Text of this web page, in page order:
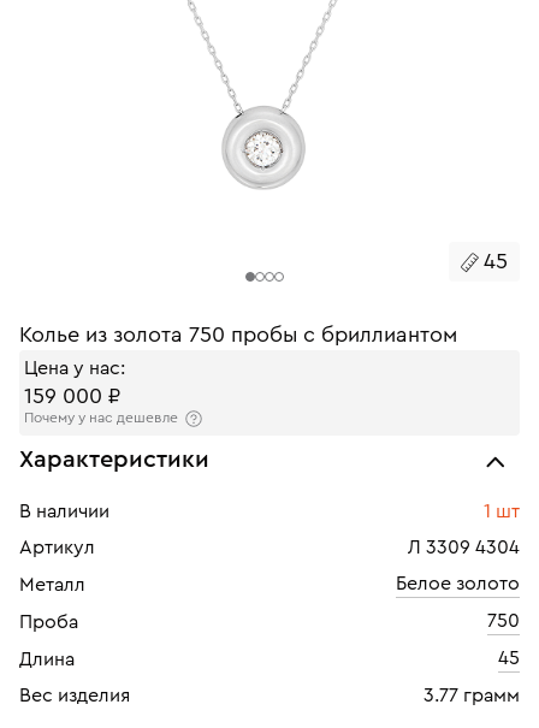
45
Колье из золота 750 пробы с бриллиантом
Цена у нас:
159 000 ₽
Почему у нас дешевле
Характеристики
В наличии
1 шт
Артикул
Л 3309 4304
Металл
Белое золото
Проба
750
Длина
45
Вес изделия
3.77 грамм